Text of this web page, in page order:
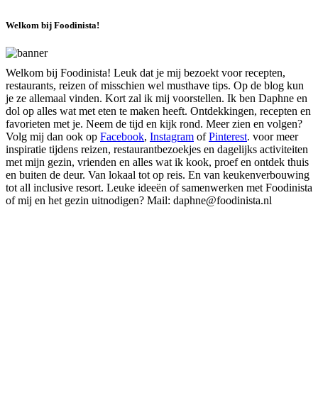
Welkom bij Foodinista!
Welkom bij Foodinista! Leuk dat je mij bezoekt voor recepten,
restaurants, reizen of misschien wel musthave tips. Op de blog kun
je ze allemaal vinden. Kort zal ik mij voorstellen. Ik ben Daphne en
dol op alles wat met eten te maken heeft. Ontdekkingen, recepten en
favorieten met je. Neem de tijd en kijk rond. Meer zien en volgen?
Volg mij dan ook op Facebook, Instagram ofPinterest. voor meer
inspiratie tijdens reizen, restaurantbezoekjes en dagelijks activiteiten
met mijn gezin, vrienden en alles wat ik kook, proef en ontdek thuis
en buiten de deur. Van lokaal tot op reis. En van keukenverbouwing
tot all inclusive resort. Leuke ideeën of samenwerken met Foodinista
of mij en het gezin uitnodigen? Mail: daphne@foodinista.nl